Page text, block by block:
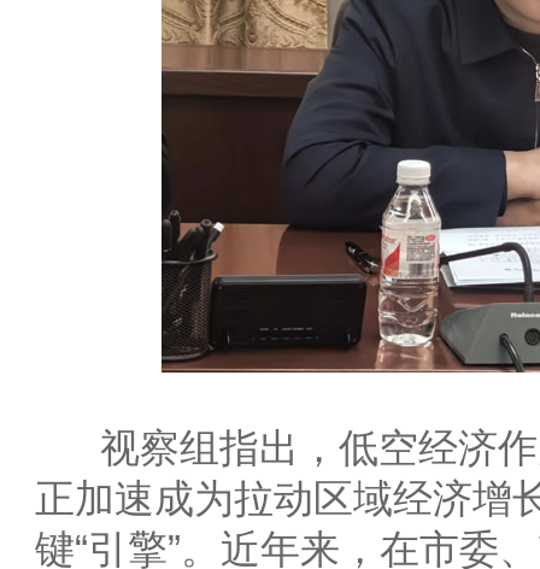
视察组指出，低空经济作
正加速成为拉动区域经济增
键“引擎”。近年来，在市委